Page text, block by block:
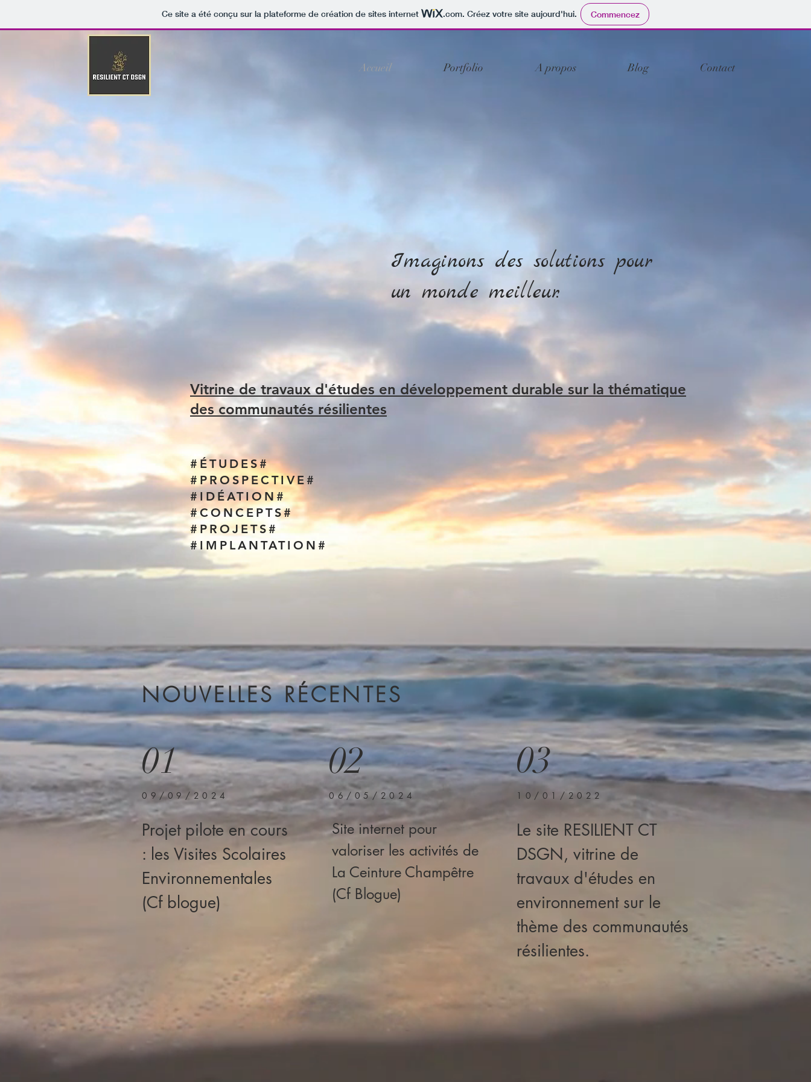
Ce site a été conçu sur la plateforme de création de sites internet .com. Créez votre site aujourd'hui. Commencez
Accueil Portfolio A propos Blog Contact
Imaginons des solutions pour
un monde meilleur.
Vitrine de travaux d'études en développement durable sur la thématique
des communautés résilientes
#ÉTUDES#
#PROSPECTIVE#
#IDÉATION#
#CONCEPTS#
#PROJETS#
#IMPLANTATION#
NOUVELLES RÉCENTES
01
09/09/2024
Projet pilote en cours
: les Visites Scolaires
Environnementales
(Cf blogue)
02
06/05/2024
Site internet pour
valoriser les activités de
La Ceinture Champêtre
(Cf Blogue)
03
10/01/2022
Le site RESILIENT CT
DSGN, vitrine de
travaux d'études en
environnement sur le
thème des communautés
résilientes.